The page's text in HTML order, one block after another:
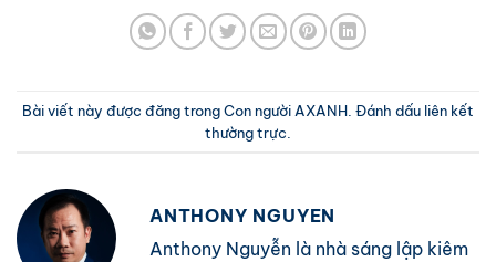
Bài viết này được đăng trongCon người AXANH . Đánh dấu liên kết
thường trực
ANTHONY NGUYEN
Anthony Nguyễn là nhà sáng lập kiêm